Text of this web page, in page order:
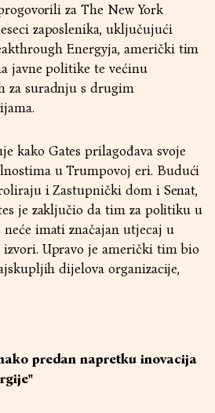
za The New York
zaposlenika, uključujući
Energyja, američki tim
javne politike te većinu
za suradnju s drugim
kako Gates prilagođava svoje
u Trumpovoj eri. Budući
i Zastupnički dom i Senat,
je zaključio da tim za politiku u
imati značajan utjecaj u
izvori. Upravo je američki tim bio
dijelova organizacije,
predan napretku inovacija